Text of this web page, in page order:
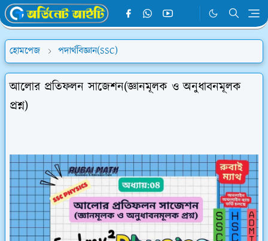
হোমপেজ পদার্থবিজ্ঞান(SSC)
আলোর প্রতিফলন সাজেশন(জ্ঞানমূলক ও অনুধাবনমূলক
প্রশ্ন)